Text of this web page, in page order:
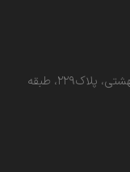
میرزای شیرازی شمالی ، نرسیده به خیابان دکتر بهشتی، پلاک۲۲۹، طبقه